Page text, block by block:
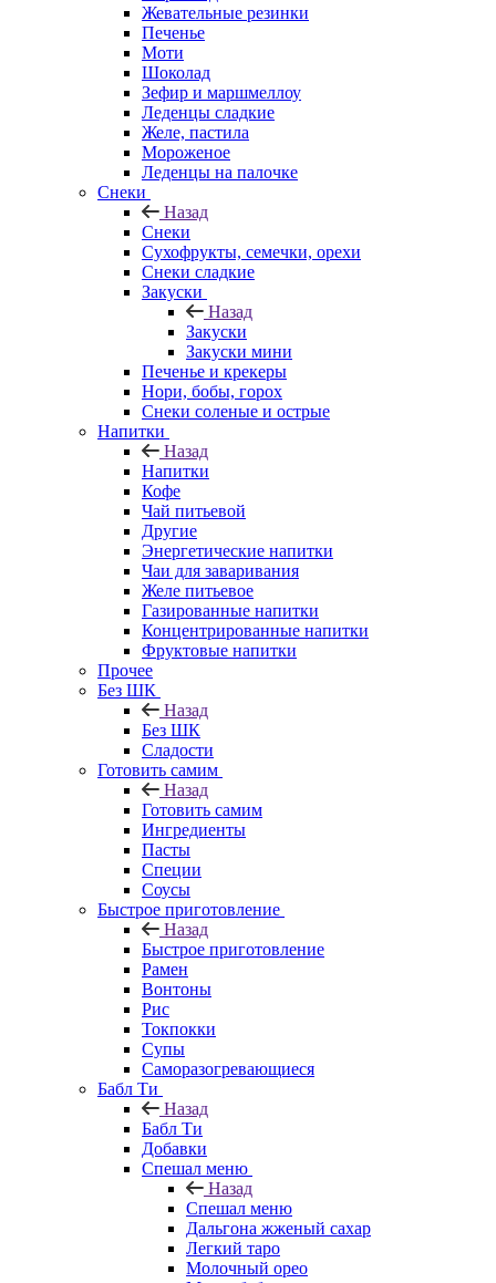
Жевательные резинки
Печенье
Моти
Шоколад
Зефир и маршмеллоу
Леденцы сладкие
Желе, пастила
Мороженое
Леденцы на палочке
Снеки
Назад
Снеки
Сухофрукты, семечки, орехи
Снеки сладкие
Закуски
Назад
Закуски
Закуски мини
Печенье и крекеры
Нори, бобы, горох
Снеки соленые и острые
Напитки
Назад
Напитки
Кофе
Чай питьевой
Другие
Энергетические напитки
Чаи для заваривания
Желе питьевое
Газированные напитки
Концентрированные напитки
Фруктовые напитки
Прочее
Без ШК
Назад
Без ШК
Сладости
Готовить самим
Назад
Готовить самим
Ингредиенты
Пасты
Специи
Соусы
Быстрое приготовление
Назад
Быстрое приготовление
Рамен
Вонтоны
Рис
Токпокки
Супы
Саморазогревающиеся
Бабл Ти
Назад
Бабл Ти
Добавки
Спешал меню
Назад
Спешал меню
Дальгона жженый сахар
Легкий таро
Молочный орео